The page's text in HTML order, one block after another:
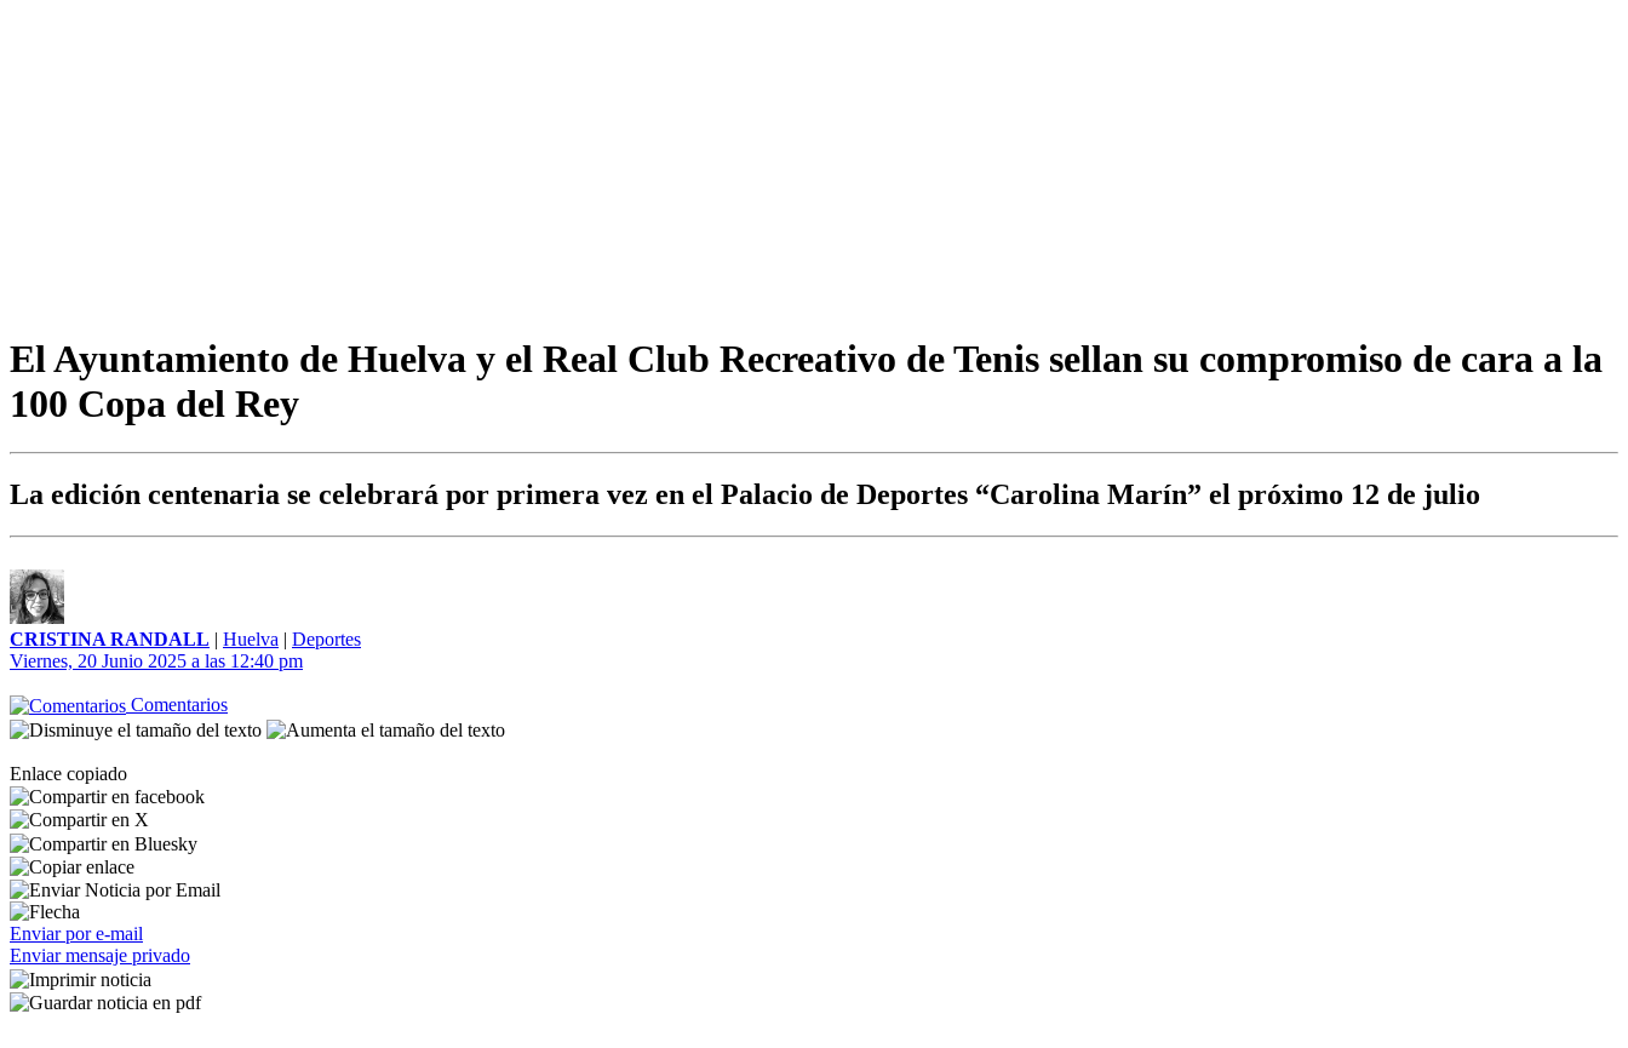
El Ayuntamiento de Huelva y el Real Club Recreativo de Tenis sellan su compromiso de cara a la
100 Copa del Rey
La edición centenaria se celebrará por primera vez en el Palacio de Deportes “Carolina Marín” el próximo 12 de julio
CRISTINA RANDALL | Huelva | Deportes
Viernes, 20 Junio 2025 a las 12:40 pm
Comentarios
Enlace copiado
Enviar por e-mail
Enviar mensaje privado